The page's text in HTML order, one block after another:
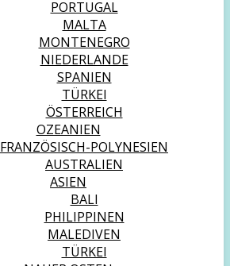
PORTUGAL
MALTA
MONTENEGRO
NIEDERLANDE
SPANIEN
TÜRKEI
ÖSTERREICH
OZEANIEN
FRANZÖSISCH-POLYNESIEN
AUSTRALIEN
ASIEN
BALI
PHILIPPINEN
MALEDIVEN
TÜRKEI